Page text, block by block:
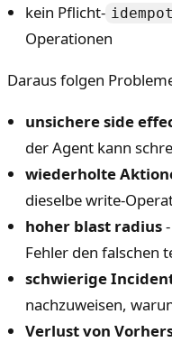
kein Pflicht-
Operationen
Daraus folgen
unsichere side
der Agent kann
wiederholte
dieselbe write-
hoher blast radius
Fehler den falschen
schwierige
nachzuweisen,
Verlust von